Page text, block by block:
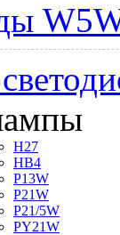
H27
HB4
P13W
P21W
P21/5W
PY21W